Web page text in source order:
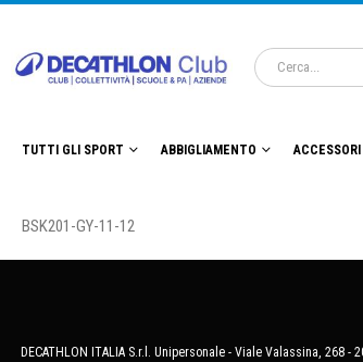
TUTTI GLI SPORT ABBIGLIAMENTO ACCESSORI
BSK201-GY-11-12
DECATHLON ITALIA S.r.l. Unipersonale - Viale Valassina, 268 -